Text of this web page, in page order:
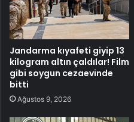
Jandarma kıyafeti giyip 13
kilogram altın çaldılar! Film
gibi soygun cezaevinde
bitti
Ağustos 9, 2026